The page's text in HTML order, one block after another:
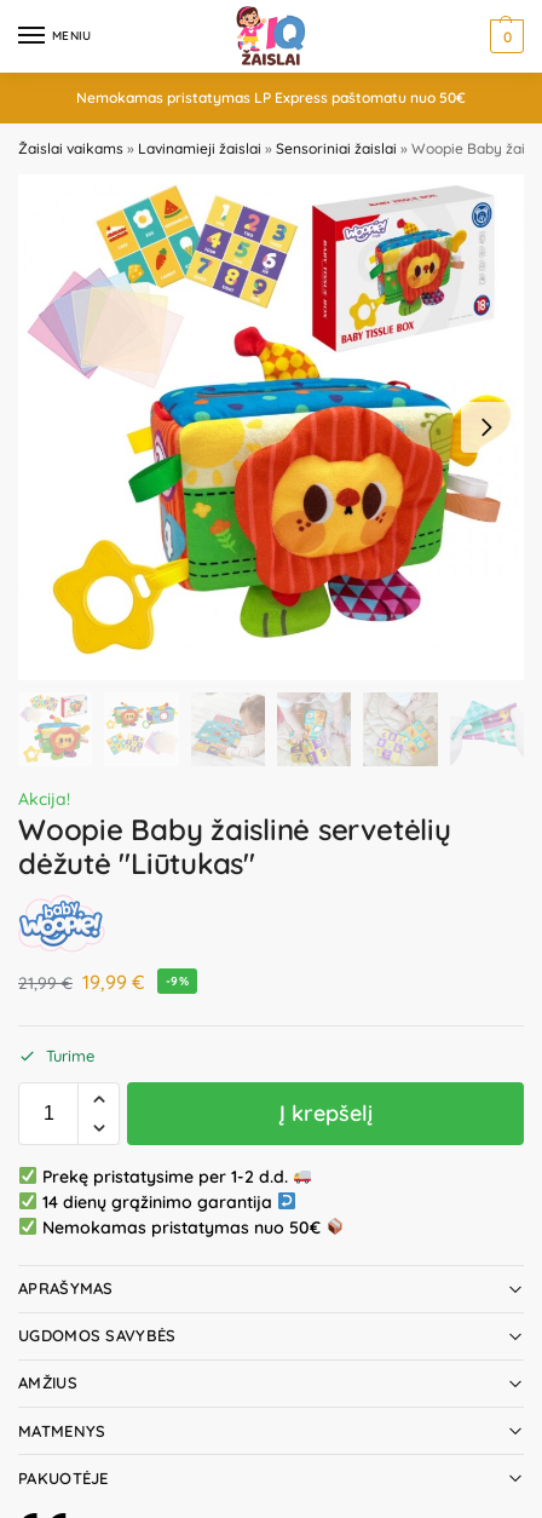
MENIU 0
Nemokamas pristatymas LP Express paštomatu nuo 50€
Žaislai vaikams » Lavinamieji žaislai » Sensoriniai žaislai » Woopie Baby
Akcija!
Woopie Baby žaislinė servetėlių
dėžutė "Liūtukas"
21,99€ 19,99 € -9%
Turime
Į krepšelį
Prekę pristatysime per 1-2 d.d.
14 dienų grąžinimo garantija
Nemokamas pristatymas nuo 50€
APRAŠYMAS
UGDOMOS SAVYBĖS
AMŽIUS
MATMENYS
PAKUOTĖJE